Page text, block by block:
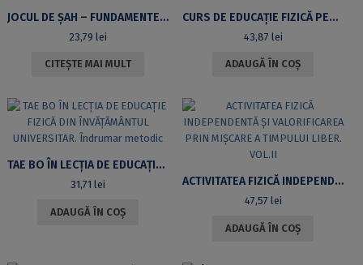
JOCUL DE ȘAH – FUNDAMENTE TEORETICE
23,79 lei
CITEȘTE MAI MULT
CURS DE EDUCAȚIE FIZICĂ PENTRU STUDENȚII UNIVERSITĂȚII DIN BUCUREȘTI
43,87 lei
ADAUGĂ ÎN COȘ
TAE BO ÎN LECȚIA DE EDUCAȚIE FIZICĂ DIN ÎNVĂȚĂMÂNTUL UNIVERSITAR. ÎNDRUMAR METODIC
31,71 lei
ADAUGĂ ÎN COȘ
ACTIVITATEA FIZICĂ INDEPENDENTĂ ȘI VALORIFICAREA PRIN MIȘCARE A TIMPULUI LIBER. VOL.II
47,57 lei
ADAUGĂ ÎN COȘ